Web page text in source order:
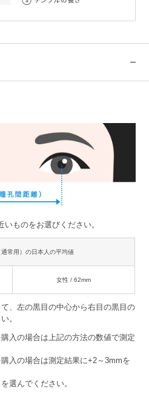
ものをお選びください。
常用）の日本人の平均値
女性 / 62mm
、左の黒目の中心から右目の黒目の
。
入の場合は上記の方法の数値で測定
入の場合は測定結果に+2～3mmを
選んでください。